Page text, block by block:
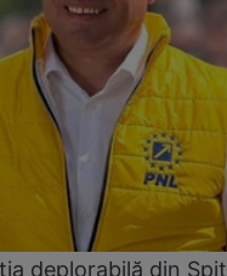
deplorabilă din